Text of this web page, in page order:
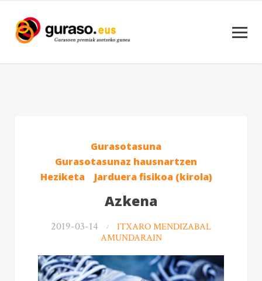
Gurasotasuna
Gurasotasunaz hausnartzen
Heziketa
Jarduera fisikoa (kirola)
Azkena
2019-03-14
ITXARO MENDIZABAL
AMUNDARAIN